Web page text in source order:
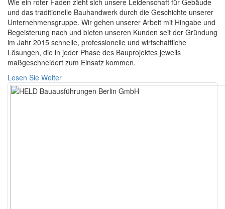
Wie ein roter Faden zieht sich unsere Leidenschaft für Gebäude
und das traditionelle Bauhandwerk durch die Geschichte unserer
Unternehmensgruppe. Wir gehen unserer Arbeit mit Hingabe und
Begeisterung nach und bieten unseren Kunden seit der Gründung
im Jahr 2015 schnelle, professionelle und wirtschaftliche
Lösungen, die in jeder Phase des Bauprojektes jeweils
maßgeschneidert zum Einsatz kommen.
Lesen Sie Weiter